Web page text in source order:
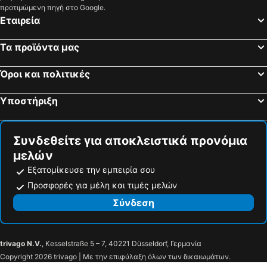
Grotte di Castro, bed and breakfasts
Foiano della Chiana, bed and breakfasts
Lucignano, bed and breakfasts
Asciano, bed and breakfasts
Gaiole in Chianti, bed and breakfasts
Pergine Valdarno, bed and breakfasts
Civitella Paganico, bed and breakfasts
Laterina, bed and breakfasts
προτιμώμενη πηγή στο Google.
Εταιρεία
Τα προϊόντα μας
Όροι και πολιτικές
Υποστήριξη
Συνδεθείτε για αποκλειστικά προνόμια
μελών
Εξατομίκευσε την εμπειρία σου
Προσφορές για μέλη και τιμές μελών
Σύνδεση
trivago N.V., Kesselstraße 5 – 7, 40221 Düsseldorf, Γερμανία
Copyright 2026 trivago | Με την επιφύλαξη όλων των δικαιωμάτων.